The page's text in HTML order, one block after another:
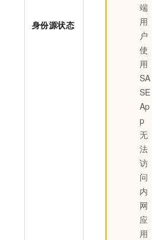
身份源状态
端
用
户
使
用
SA
SE
Ap
p
无
法
访
问
内
网
应
用